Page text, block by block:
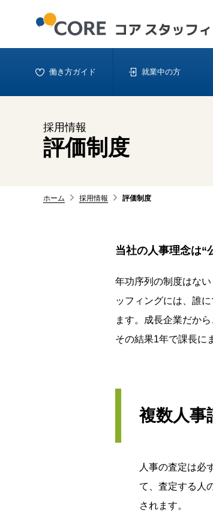
働き方ガイド 就業中の方
採用情報
評価制度
ホーム 採用情報 評価制度
当社の人事理念は“
年功序列の制度はな
ッフィングには、誰
ます。成長企業だか
その結果1年で課長に
複数人事
人事の査定は必
て、査定する人
されます。